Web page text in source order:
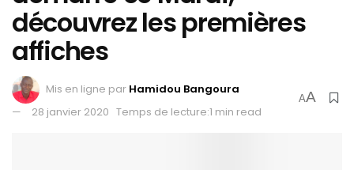
découvrez les premières
affiches
Mis en ligne par Hamidou Bangoura
28 janvier 2020 Temps de lecture:1 min read
AA